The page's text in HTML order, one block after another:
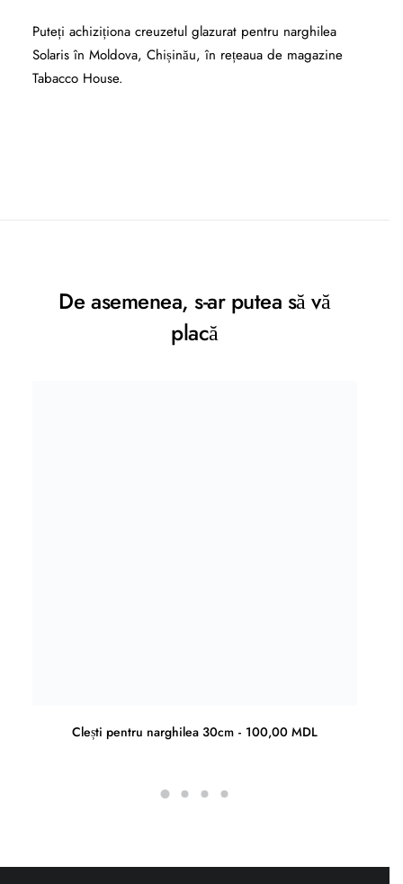
Puteți achiziționa creuzetul glazurat pentru narghilea
Solaris în Moldova, Chișinău, în rețeaua de magazine
Tabacco House.
De asemenea, s-ar putea să vă
placă
Clești pentru narghilea 30cm 100,00 MDL